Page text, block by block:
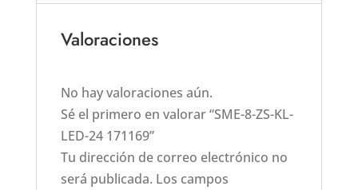
Valoraciones
No hay valoraciones aún.
Sé el primero en valorar “SME-8-ZS-KL-
LED-24 171169”
Tu dirección de correo electrónico no
será publicada. Los campos